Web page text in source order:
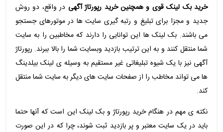
خرید بک لینکقوی و همچنین خرید رپورتاژ آگهی در واقع، دو روش
جدید و مجزا برای تبلیغ و رتبه گیری سایت ها در موتورهای جستجو
می باشند. بک لینک ها این توانایی را دارند که مخاطبین را به سایت
شما منتقل کنند و به این ترتیب بازدید وبسایت شما را بالا ببرند. رپورتاژ
آگهی نیز با یک شیوه تبلیغاتی غیر مستقیم به وسیله ی لینک بیلدینگ
ها می تواند مخاطب را از صفحات سایت های دیگر به سایت شما منتقل
کند.
نکته ی مهم در هنگام خرید رپورتاژ و بک لینک این است که آنها حتما
باید در یک سایت معتبر و پر بازدید ثبت شوند، چرا که در این صورت